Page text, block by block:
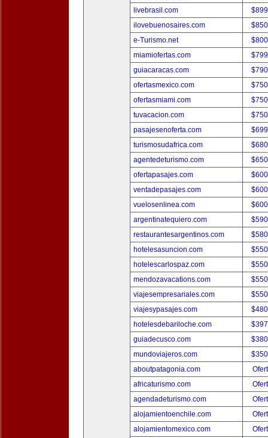
livebrasil.com
ilovebuenosaires.com
e-Turismo.net
miamiofertas.com
guiacaracas.com
ofertasmexico.com
ofertasmiami.com
tuvacacion.com
pasajesenoferta.com
turismosudafrica.com
agentedeturismo.com
ofertapasajes.com
ventadepasajes.com
vuelosenlinea.com
argentinatequiero.com
restaurantesargentinos.com
hotelesasuncion.com
hotelescarlospaz.com
mendozavacations.com
viajesempresariales.com
viajesypasajes.com
hotelesdebariloche.com
guiadecusco.com
mundoviajeros.com
aboutpatagonia.com
africaturismo.com
agendadeturismo.com
alojamientoenchile.com
alojamientomexico.com